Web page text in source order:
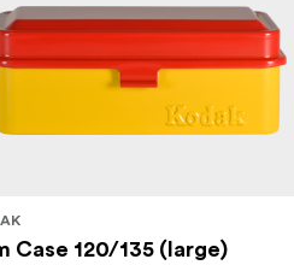
Case 120/135 (large)